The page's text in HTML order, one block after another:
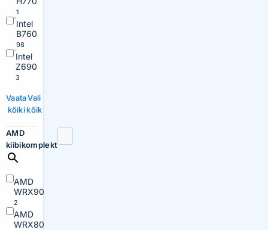
1
Intel
B760
98
Intel
Z690
3
Vaata
kõiki
Vali
kõik
AMD
kiibikomplekt
AMD
WRX90
2
AMD
WRX80